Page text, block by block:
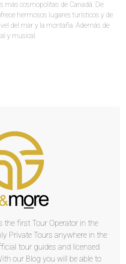
the first Tour Operator in the
Private Tours anywhere in the
tour guides and licensed
our Blog you will be able to
más cosmopolitas de Canadá. De
hermosos lugares turísticos y de
del mar y la montaña. Además de
y musical.